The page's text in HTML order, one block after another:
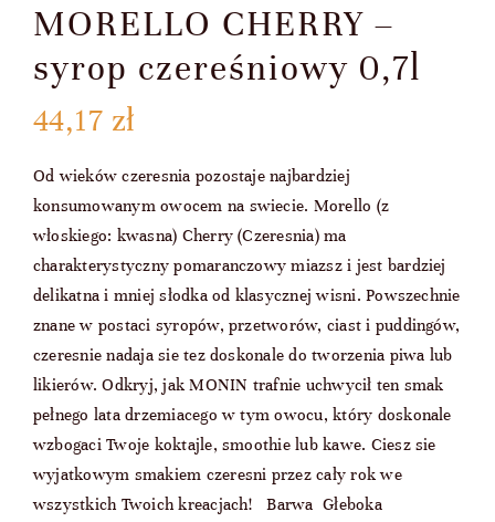
MORELLO CHERRY –
syrop czereśniowy 0,7l
44,17 zł
Od wieków czeresnia pozostaje najbardziej
konsumowanym owocem na swiecie. Morello (z
włoskiego: kwasna) Cherry (Czeresnia) ma
charakterystyczny pomaranczowy miazsz i jest bardziej
delikatna i mniej słodka od klasycznej wisni. Powszechnie
znane w postaci syropów, przetworów, ciast i puddingów,
czeresnie nadaja sie tez doskonale do tworzenia piwa lub
likierów. Odkryj, jak MONIN trafnie uchwycił ten smak
pełnego lata drzemiacego w tym owocu, który doskonale
wzbogaci Twoje koktajle, smoothie lub kawe. Ciesz sie
wyjatkowym smakiem czeresni przez cały rok we
wszystkich Twoich kreacjach! Barwa Głeboka